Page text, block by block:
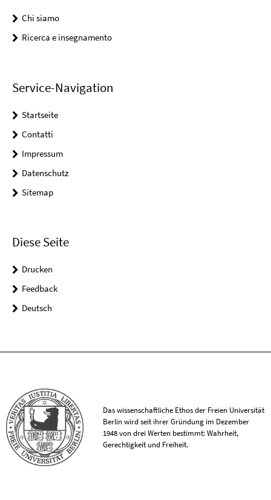
Chi siamo
Ricerca e insegnamento
Service-Navigation
Startseite
Contatti
Impressum
Datenschutz
Sitemap
Diese Seite
Drucken
Feedback
Deutsch
Das wissenschaftliche Ethos der Freien Universität
Berlin wird seit ihrer Gründung im Dezember
1948 von drei Werten bestimmt: Wahrheit,
Gerechtigkeit und Freiheit.